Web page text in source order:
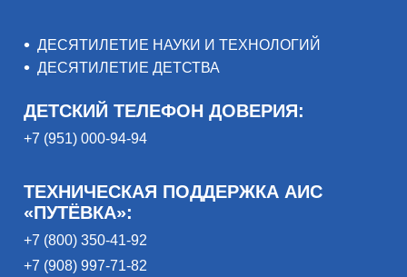
ДЕСЯТИЛЕТИЕ НАУКИ И ТЕХНОЛОГИЙ
ДЕСЯТИЛЕТИЕ ДЕТСТВА
ДЕТСКИЙ ТЕЛЕФОН ДОВЕРИЯ:
+7 (951) 000-94-94
ТЕХНИЧЕСКАЯ ПОДДЕРЖКА АИС
«ПУТЁВКА»:
+7 (800) 350-41-92
+7 (908) 997-71-82